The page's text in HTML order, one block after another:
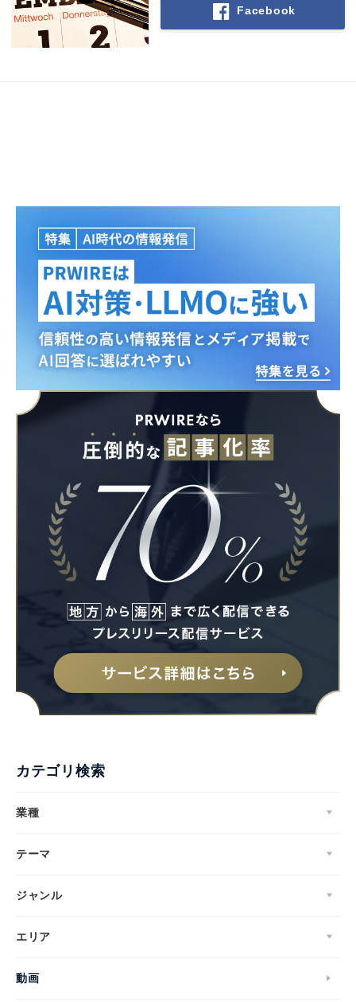
Facebook
カテゴリ検索
業種
テーマ
ジャンル
エリア
動画